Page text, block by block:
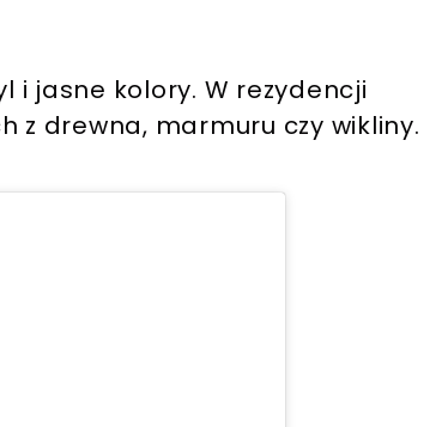
i jasne kolory. W rezydencji
z drewna, marmuru czy wikliny.